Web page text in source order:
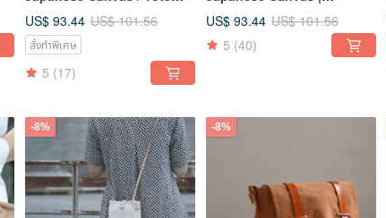
Bag / Handheld /
Crossbody
US$ 93.44 US$ 101.56
สั่งทำพิเศษ
5 (17)
Crossbody Bag | Shoulder
Bag
US$ 93.44 US$ 101.56
5 (40)
-8% -8%